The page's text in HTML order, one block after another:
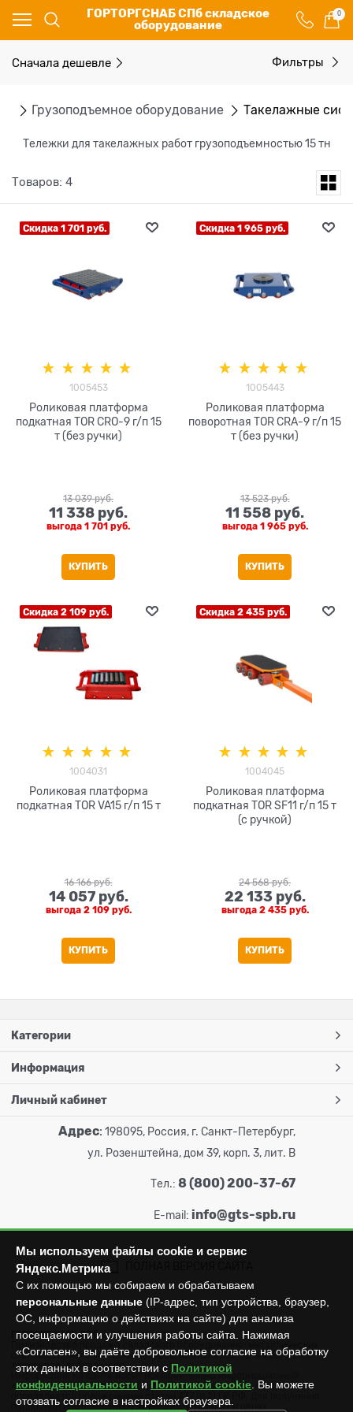
ГОРТОРГСНАБ СПб складское
оборудование
0
Грузоподъемное оборудование Такелажные
Тележки для такелажных работ грузоподъемностью 15 тн
Сначала дешевле Фильтры
Товаров: 4
Скидка 1 701 руб.
1005453
Роликовая платформа
подкатная TOR CRO-9 г/п 15
т (без ручки)
13 039 руб.
11 338 руб.
выгода 1 701 руб.
КУПИТЬ
Скидка 1 965 руб.
1005443
Роликовая платформа
поворотная TOR CRA-9 г/п 15
т (без ручки)
13 523 руб.
11 558 руб.
выгода 1 965 руб.
КУПИТЬ
Скидка 2 109 руб.
1004031
Роликовая платформа
подкатная TOR VA15 г/п 15 т
16 166 руб.
14 057 руб.
выгода 2 109 руб.
КУПИТЬ
Скидка 2 435 руб.
1004045
Роликовая платформа
подкатная TOR SF11 г/п 15 т
(с ручкой)
24 568 руб.
22 133 руб.
выгода 2 435 руб.
КУПИТЬ
Категории
Информация
Личный кабинет
Адрес: 198095, Россия, г. Санкт-Петербург,
ул. Розенштейна, дом 39, корп. 3, лит. В
Тел.: 8 (800) 200-37-67
E-mail: info@gts-spb.ru
ГОРТОРГСНАБ СПб © 2026Все права защищены.
Производство продажа складского оборудования: металлических
стеллажей, металлических шкафов, штабелеров, тележек, талей,
тельферов, лебедок и пр.
Информация на сайте носит исключительно информационный
характер и не может считаться публичной офертой, которая
определяется положениями статьи 437 (п.2) ГК РФ. Для получения
подробной информации об имеющихся товарах и ценах
Мы используем файлы cookie и сервис
Яндекс.Метрика
С их помощью мы собираем и обрабатываем
персональные данные (IP-адрес, тип устройства, браузер,
ОС, информацию о действиях на сайте) для анализа
посещаемости и улучшения работы сайта. Нажимая
«Согласен», вы даёте добровольное согласие на обработку
этих данных в соответствии с Политикой
конфиденциальности и Политикой cookie . Вы можете
отозвать согласие в настройках браузера.